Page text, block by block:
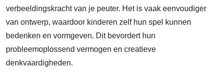
verbeeldingskracht van je peuter. Het is vaak eenvoudiger
van ontwerp, waardoor kinderen zelf hun spel kunnen
bedenken en vormgeven. Dit bevordert hun
probleemoplossend vermogen en creatieve
denkvaardigheden.